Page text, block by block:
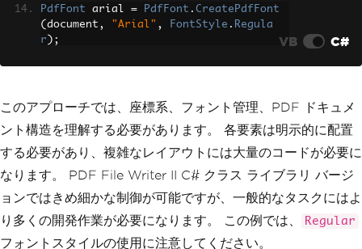
PdfFont arial = PdfFont . CreatePdfFont
( document , "Arial" , FontStyle . Regula
r );
contents.DrawText(arial, 12.0 ,
"Hello
PDF Document"
, 1.0 , 10.0 );
// Save and create the file
document
CreateFile
VB C#
このアプローチでは、座標系、フォント管理、PDF ドキュメ
ント構造を理解する必要があります。 各要素は明示的に配置
する必要があり、複雑なレイアウトには大量のコードが必要に
なります。 PDF File Writer II C# クラス ライブラリ バージ
ョンではきめ細かな制御が可能ですが、一般的なタスクにはよ
り多くの開発作業が必要になります。 この例では、
Regular
フォントスタイルの使用に注意してください。